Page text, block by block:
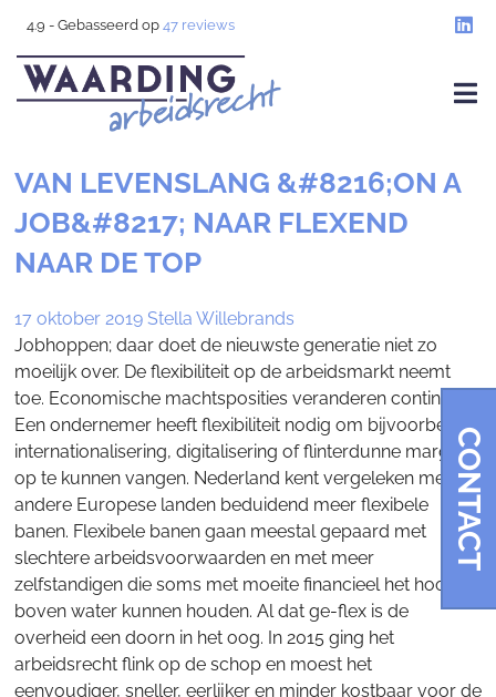
CONTACT
4.9 - Gebasseerd op 47 reviews
VAN LEVENSLANG &#8216;ON A
JOB&#8217; NAAR FLEXEND
NAAR DE TOP
17 oktober 2019 Stella Willebrands
Jobhoppen; daar doet de nieuwste generatie niet zo
moeilijk over. De flexibiliteit op de arbeidsmarkt neemt
toe. Economische machtsposities veranderen continue.
Een ondernemer heeft flexibiliteit nodig om bijvoorbeeld
internationalisering, digitalisering of flinterdunne marges
op te kunnen vangen. Nederland kent vergeleken met
andere Europese landen beduidend meer flexibele
banen. Flexibele banen gaan meestal gepaard met
slechtere arbeidsvoorwaarden en met meer
zelfstandigen die soms met moeite financieel het hoofd
boven water kunnen houden. Al dat ge-flex is de
overheid een doorn in het oog. In 2015 ging het
arbeidsrecht flink op de schop en moest het
eenvoudiger, sneller, eerlijker en minder kostbaar voor de